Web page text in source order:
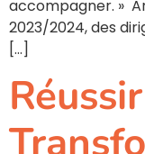
accompagner. »
2023/2024, des
[…]